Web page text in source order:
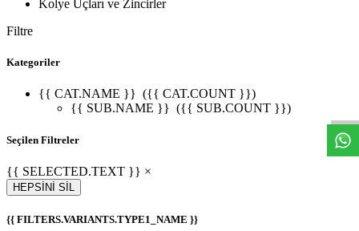
Kolye Uçları ve Zincirler
Filtre
Kategoriler
{{ CAT.NAME }} ({{ CAT.COUNT }})
{{ SUB.NAME }} ({{ SUB.COUNT }})
Seçilen Filtreler
{{ SELECTED.TEXT }} ×
HEPSİNİ SİL
{{ FILTERS.VARIANTS.TYPE1_NAME }}